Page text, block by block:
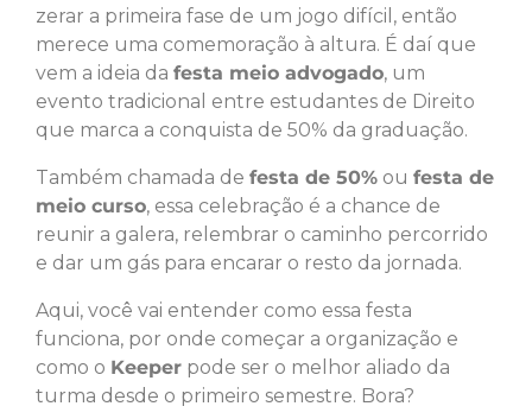
zerar a primeira fase de um jogo difícil, então
merece uma comemoração à altura. É daí que
vem a ideia da festa meio advogado, um
evento tradicional entre estudantes de Direito
que marca a conquista de 50% da graduação.
Também chamada de festa de 50% ou festa de
meio curso, essa celebração é a chance de
reunir a galera, relembrar o caminho percorrido
e dar um gás para encarar o resto da jornada.
Aqui, você vai entender como essa festa
funciona, por onde começar a organização e
como o Keeper pode ser o melhor aliado da
turma desde o primeiro semestre. Bora?